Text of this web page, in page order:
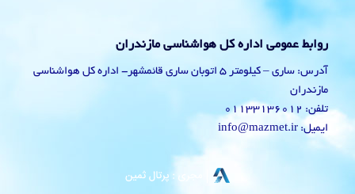
روابط عمومی اداره کل هواشناسی مازندران
آدرس: ساری – کیلومتر 5 اتوبان ساری قائمشهر- اداره کل هواشناسی
مازندران
تلفن: 01133136012
ایمیل: info@mazmet.ir